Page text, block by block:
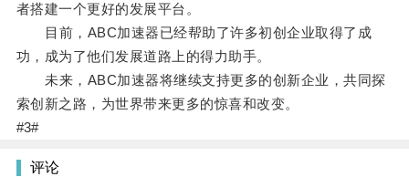
者搭建一个更好的发展平台。
目前，ABC加速器已经帮助了许多初创企业取得了成
功，成为了他们发展道路上的得力助手。
未来，ABC加速器将继续支持更多的创新企业，共同探
索创新之路，为世界带来更多的惊喜和改变。
#3#
评论